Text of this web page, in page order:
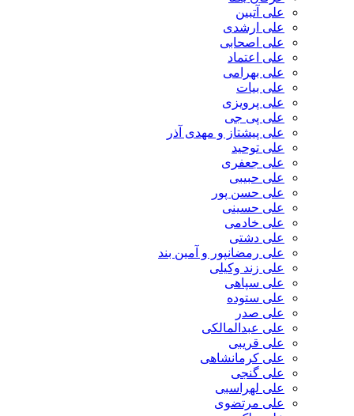
علی آتبین
علی ارشدی
علی اصحابی
علی اعتماد
علی بهرامی
علی بیات
علی پرویزی
علی پی جی
علی پیشتاز و مهدی آذر
علی توحید
علی جعفری
علی حبیبی
علی حسن پور
علی حسینی
علی خادمی
علی دشتی
علی رمضانپور و آمین بند
علی زند وکیلی
علی سپاهی
علی ستوده
علی صدر
علی عبدالمالکی
علی قریبی
علی کرمانشاهی
علی گنجی
علی لهراسبی
علی مرتضوی